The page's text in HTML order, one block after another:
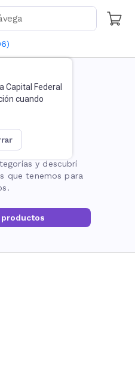
)
Capital Federal
cuando
existe
y descubrí
que tenemos para